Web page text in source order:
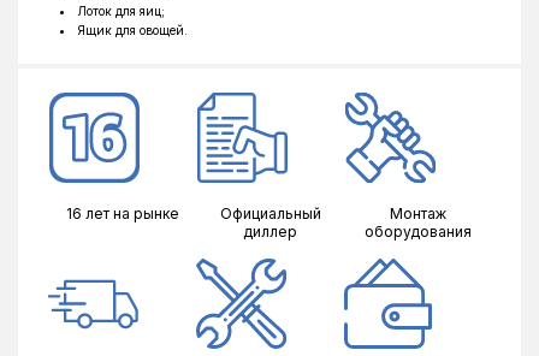
Лоток для яиц;
Ящик для овощей.
16 лет на рынке
Официальный
диллер
Монтаж
оборудования